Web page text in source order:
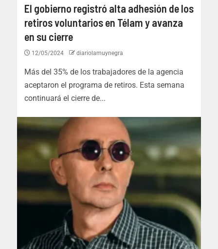
El gobierno registró alta adhesión de los
retiros voluntarios en Télam y avanza
en su cierre
12/05/2024 diariolamuynegra
Más del 35% de los trabajadores de la agencia
aceptaron el programa de retiros. Esta semana
continuará el cierre de...